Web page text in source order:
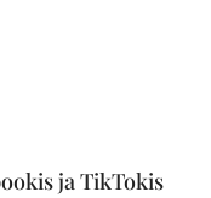
ja TikTokis